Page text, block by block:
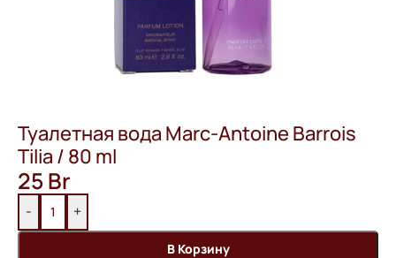
Туалетная вода Marc-Antoine Barrois
Tilia / 80 ml
25Br
- +
В Корзину